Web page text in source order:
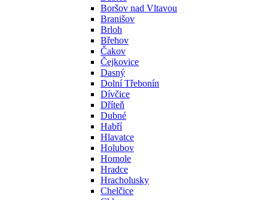
Boršov nad Vltavou
Branišov
Brloh
Břehov
Čakov
Čejkovice
Dasný
Dolní Třebonín
Dívčice
Dříteň
Dubné
Habří
Hlavatce
Holubov
Homole
Hradce
Hracholusky
Chelčice